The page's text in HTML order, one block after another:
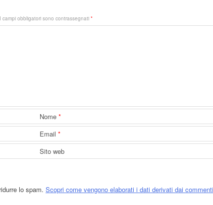
I campi obbligatori sono contrassegnati *
Nome*
Email*
Sito web
lo spam. Scopri come vengono elaborati i dati derivati dai commenti